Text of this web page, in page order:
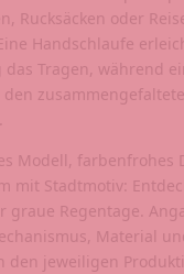
Rucksäcken oder
Handschlaufe
Tragen, während
Modell, farbenfrohes
mit Stadtmotiv:
graue Regentage.
Material
den jeweiligen